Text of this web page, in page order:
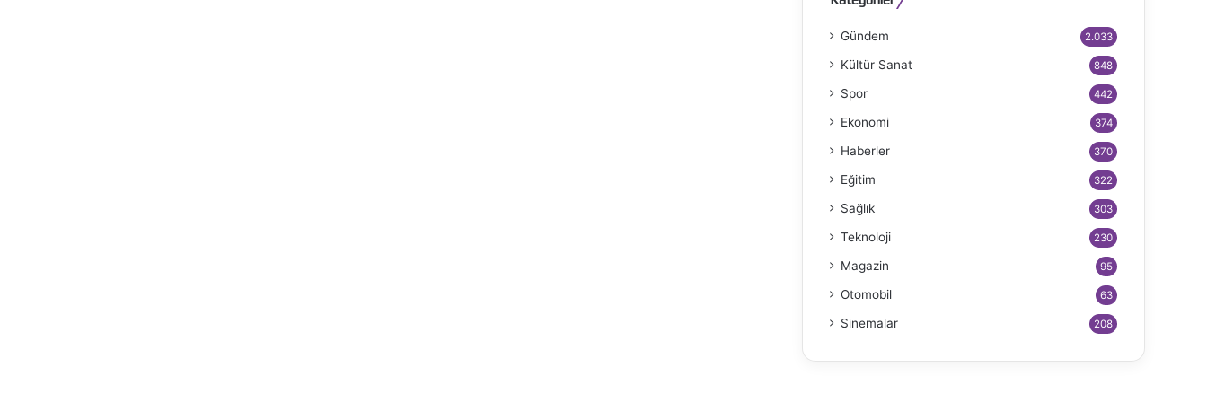
Gündem 2.033
Kültür Sanat 848
Spor 442
Ekonomi 374
Haberler 370
Eğitim 322
Sağlık 303
Teknoloji 230
Magazin 95
Otomobil 63
Sinemalar 208